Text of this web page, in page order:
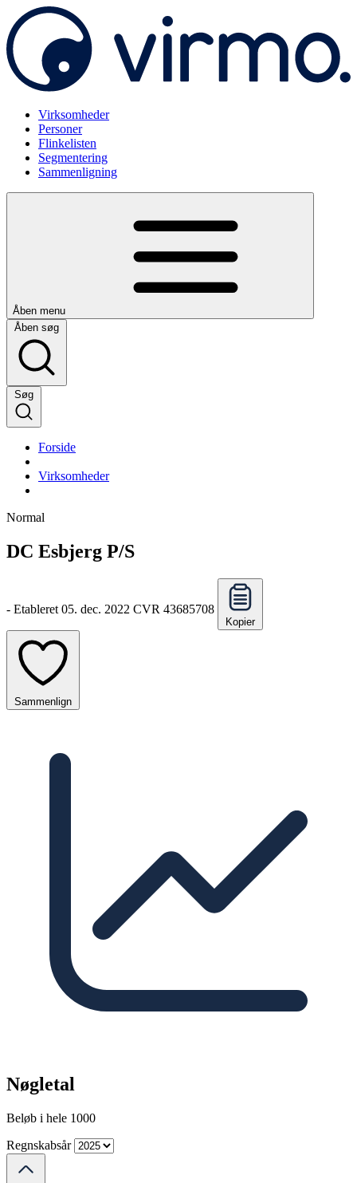
Virksomheder
Personer
Flinkelisten
Segmentering
Sammenligning
Åben menu
Åben søg
Søg
Forside
Virksomheder
Normal
DC Esbjerg P/S
- Etableret 05. dec. 2022 CVR 43685708
Kopier
Sammenlign
Nøgletal
Beløb i hele 1000
Regnskabsår